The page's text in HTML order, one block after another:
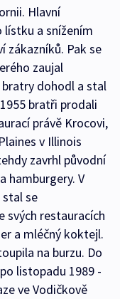
Hlavní
lístku a snížením
zákazníků. Pak se
zaujal
dohodl a stal
bratři prodali
právě Krocovi,
v Illinois
zavrhl původní
hamburgery. V
stal se
svých restauracích
a mléčný koktejl.
na burzu. Do
listopadu 1989 -
ve Vodičkově